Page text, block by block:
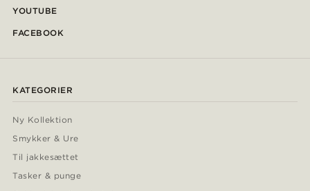
YOUTUBE
FACEBOOK
KATEGORIER
Ny Kollektion
Smykker & Ure
Til jakkesættet
Tasker & punge